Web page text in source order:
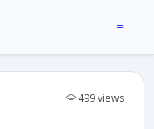
499 views